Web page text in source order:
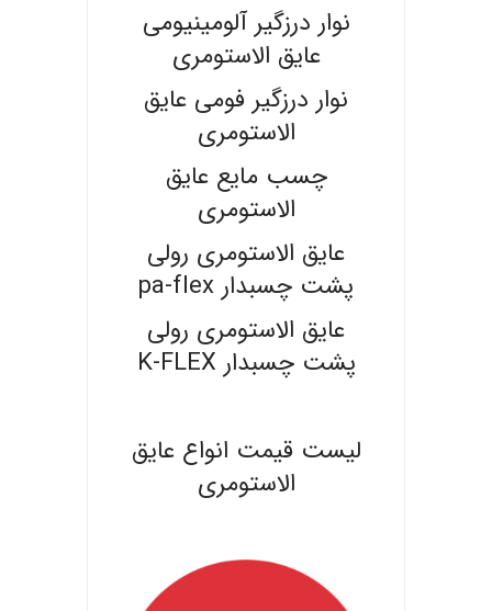
نوار درزگیر آلومینیومی
عایق الاستومری
نوار درزگیر فومی عایق
الاستومری
چسب مایع عایق
الاستومری
عایق الاستومری رولی
پشت چسبدار pa-flex
عایق الاستومری رولی
پشت چسبدار K-FLEX
لیست قیمت انواع عایق
الاستومری